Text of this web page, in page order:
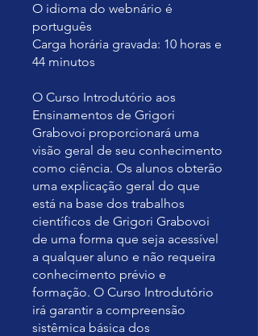
O idioma do webnário é
português
Carga horária gravada: 10 horas e
44 minutos
O Curso Introdutório aos
Ensinamentos de Grigori
Grabovoi proporcionará uma
visão geral de seu conhecimento
como ciência. Os alunos obterão
uma explicação geral do que
está na base dos trabalhos
científicos de Grigori Grabovoi
de uma forma que seja acessível
a qualquer aluno e não requeira
conhecimento prévio e
formação. O Curso Introdutório
irá garantir a compreensão
sistêmica básica dos